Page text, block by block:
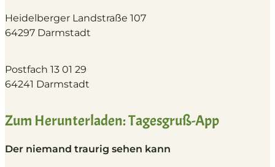
Heidelberger Landstraße 107
64297 Darmstadt
Postfach 13 01 29
64241 Darmstadt
Zum Herunterladen: Tagesgruß-App
Der niemand traurig sehen kann